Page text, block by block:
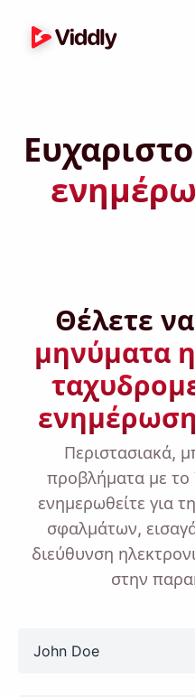
Θέλετε να
μηνύματα
Περιστασιακά,
προβλήματα με το
ενημερωθείτε για
σφαλμάτων,
διεύθυνση
στην